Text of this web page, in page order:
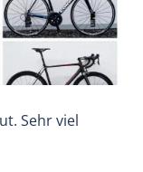
Sehr viel